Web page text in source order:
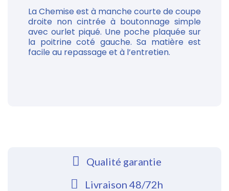
La Chemise est à manche courte de coupe
droite non cintrée à boutonnage simple
avec ourlet piqué. Une poche plaquée sur
la poitrine coté gauche. Sa matière est
facile au repassage et à l’entretien.
Qualité garantie
Livraison 48/72h